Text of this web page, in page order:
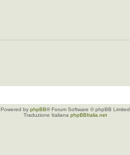
Powered by phpBB® Forum Software © phpBB Limited
Traduzione Italiana phpBBItalia.net